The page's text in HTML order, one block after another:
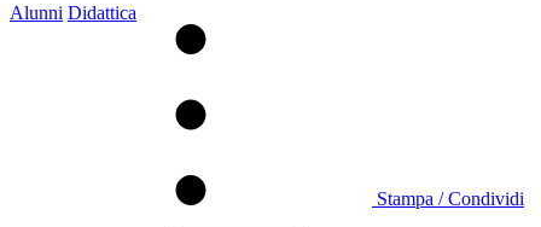
Alunni Didattica
Stampa / Condividi